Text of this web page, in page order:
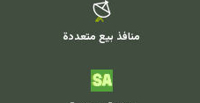
منافذ بيع متعددة